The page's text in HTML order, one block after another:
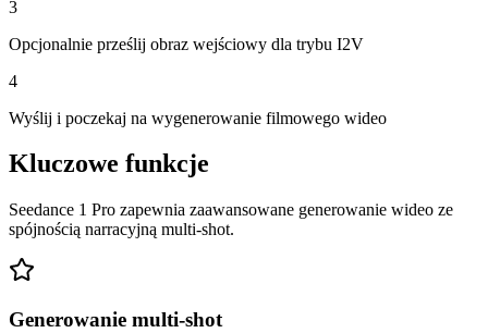
3
Opcjonalnie prześlij obraz wejściowy dla trybu I2V
4
Wyślij i poczekaj na wygenerowanie filmowego wideo
Kluczowe funkcje
Seedance 1 Pro zapewnia zaawansowane generowanie wideo ze
spójnością narracyjną multi-shot.
Generowanie multi-shot